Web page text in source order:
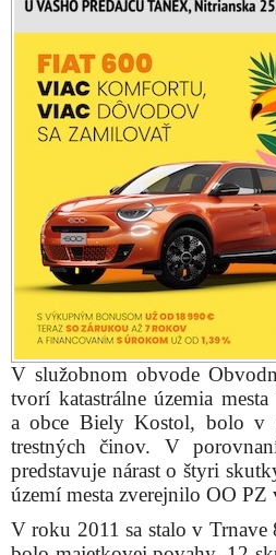
tvorí katastrálne územia
a obce Biely Kostol, bolo v
trestných činov. V
predstavuje nárast o štyri
území mesta zverejnilo OO PZ
V roku 2011 sa stalo v
bolo majetkovej povahy, 12
činov patrí pod
pod zostávajúcu trestnú
Z pohľadu územného
polícia vlani najvyšší
(158), Družba (149) a Staré